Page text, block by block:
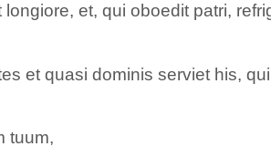
et, qui oboedit patri,
et quasi dominis serviet his,
tuum,